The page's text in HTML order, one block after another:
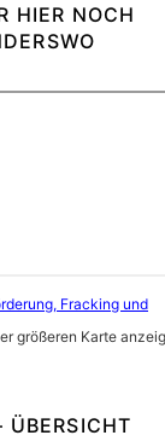
HIER NOCH
Fracking und
größeren Karte
ÜBERSICHT